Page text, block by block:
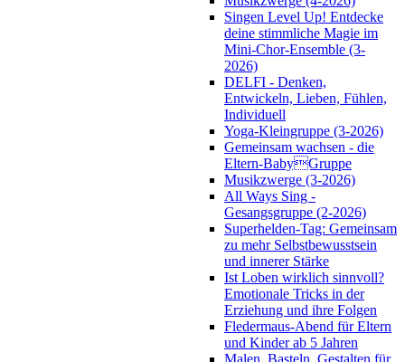
Singen Level Up! Entdecke
deine stimmliche Magie im
Mini-Chor-Ensemble (3-
2026)
DELFI - Denken,
Entwickeln, Lieben, Fühlen,
Individuell
Yoga-Kleingruppe (3-2026)
Gemeinsam wachsen - die
Eltern-BabyGruppe
Musikzwerge (3-2026)
All Ways Sing -
Gesangsgruppe (2-2026)
Superhelden-Tag: Gemeinsam
zu mehr Selbstbewusstsein
und innerer Stärke
Ist Loben wirklich sinnvoll?
Emotionale Tricks in der
Erziehung und ihre Folgen
Fledermaus-Abend für Eltern
und Kinder ab 5 Jahren
Malen, Basteln, Gestalten für